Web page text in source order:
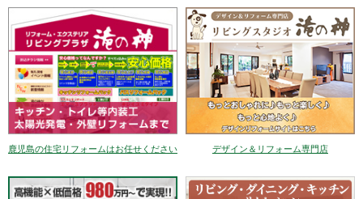
鹿児島の住宅リフォームはお任せください デザイン＆リフォーム専門店